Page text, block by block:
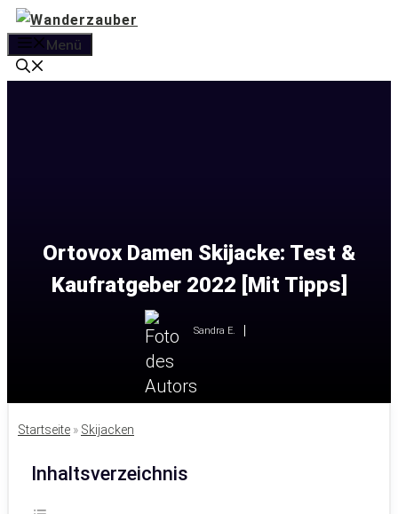
Zum
Inhalt
springen
Menü
Ortovox Damen Skijacke: Test &
Kaufratgeber 2022 [Mit Tipps]
Sandra E.
Startseite » Skijacken
Inhaltsverzeichnis